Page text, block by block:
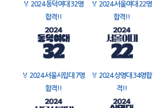
🏅 2024 동덕여대 32명
합격!!
🏅 2024 서울여대 22명
합격!!
🏅 2024 서울시립대 7명
합격!!
🏅 2024 상명대 34명합
격!!